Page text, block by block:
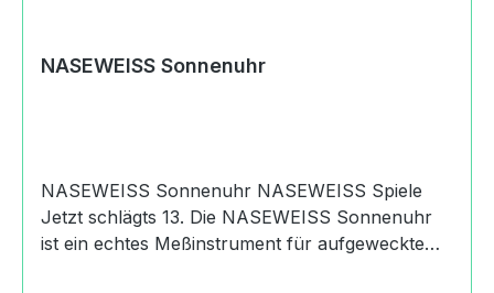
NASEWEISS Sonnenuhr
NASEWEISS Sonnenuhr NASEWEISS Spiele
Jetzt schlägts 13. Die NASEWEISS Sonnenuhr
ist ein echtes Meßinstrument für aufgeweckte